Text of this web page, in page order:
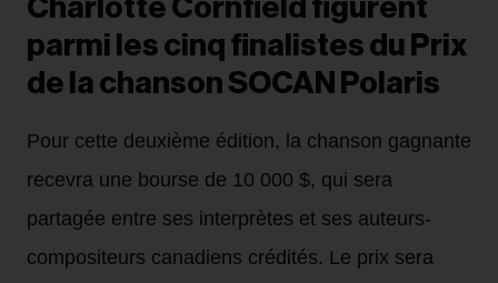
Charlotte Cornfield figurent
parmi les cinq finalistes du Prix
de la chanson SOCAN Polaris
Pour cette deuxième édition, la chanson gagnante
recevra une bourse de 10 000 $, qui sera
partagée entre ses interprètes et ses auteurs-
compositeurs canadiens crédités. Le prix sera